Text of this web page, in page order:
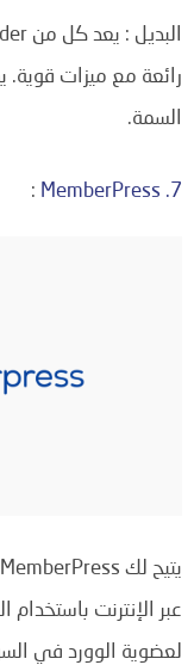
السمة.
7. MemberPress
:
عبر الإنترنت باستخدام
لعضوية الوورد في